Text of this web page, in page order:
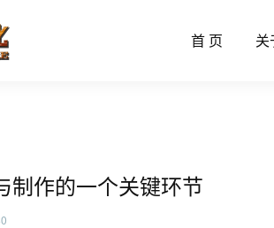
首 页 关
制作的一个关键环节
制作的一个关键环节